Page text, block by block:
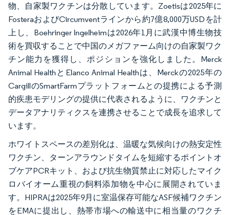
物、自家製ワクチンは分散しています。Zoetisは2025年に
FosteraおよびCircumventラインから約7億8,000万USDを計
上し、Boehringer Ingelheimは2026年1月に武漢中博生物技
術を買収することで中国のメガファーム向けの自家製ワク
チン能力を獲得し、ポジションを強化しました。Merck
Animal HealthとElanco Animal Healthは、Merckの2025年の
CargillのSmartFarmプラットフォームとの提携による予測
的疾患モデリングの提供に代表されるように、ワクチンと
データアナリティクスを連携させることで成長を追求して
います。
ホワイトスペースの差別化は、温暖な気候向けの熱安定性
ワクチン、ターンアラウンドタイムを短縮するポイントオ
ブケアPCRキット、および抗生物質禁止に対応したマイク
ロバイオーム重視の飼料添加物を中心に展開されていま
す。HIPRAは2025年9月に室温保存可能なASF候補ワクチン
をEMAに提出し、熱帯市場への輸送中に相当量のワクチ